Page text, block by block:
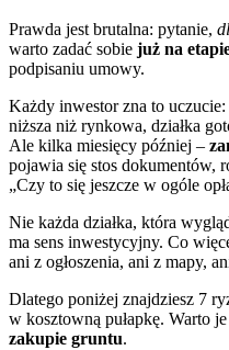
Prawda jest brutalna: pytanie,
warto zadać sobie już na
podpisaniu umowy.
Każdy inwestor zna to
niższa niż rynkowa, działka
Ale kilka miesięcy później –
pojawia się stos dokumentów,
„Czy to się jeszcze w ogóle
Nie każda działka, która
ma sens inwestycyjny. Co
ani z ogłoszenia, ani z mapy,
Dlatego poniżej znajdziesz 7
w kosztowną pułapkę. Warto je
zakupie gruntu.